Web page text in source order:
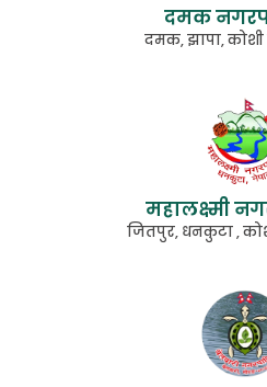
दमक
दमक, झापा, कोशी
महालक्ष्मी
जितपुर, धनकुटा ,